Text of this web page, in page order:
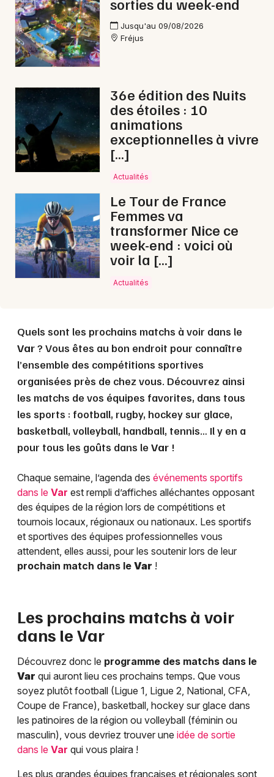
Jusqu'au 09/08/2026
Fréjus
36e édition des Nuits
des étoiles : 10
animations
exceptionnelles à vivre
[…]
Actualités
Le Tour de France
Femmes va
transformer Nice ce
week-end : voici où
voir la […]
Actualités
Quels sont les prochains matchs à voir dans le
Var? Vous êtes au bon endroit pour connaître
l’ensemble des compétitions sportives
organisées près de chez vous. Découvrez ainsi
les matchs de vos équipes favorites, dans tous
les sports : football, rugby, hockey sur glace,
basketball, volleyball, handball, tennis… Il y en a
pour tous les goûts dans le Var !
Chaque semaine, l’agenda des événements sportifs
dans le Var est rempli d’affiches alléchantes opposant
des équipes de la région lors de compétitions et
tournois locaux, régionaux ou nationaux. Les sportifs
et sportives des équipes professionnelles vous
attendent, elles aussi, pour les soutenir lors de leur
prochain match dans le Var !
Les prochains matchs à voir
dans le Var
Découvrez donc le programme des matchs dans le
Var qui auront lieu ces prochains temps. Que vous
soyez plutôt football (Ligue 1, Ligue 2, National, CFA,
Coupe de France), basketball, hockey sur glace dans
les patinoires de la région ou volleyball (féminin ou
masculin), vous devriez trouver une idée de sortie
dans le Var qui vous plaira !
Les plus grandes équipes françaises et régionales sont